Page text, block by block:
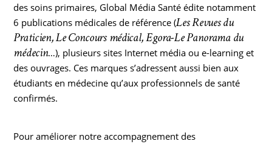
des soins primaires, Global Média Santé édite notamment
6 publications médicales de référence (Les Revues du
Praticien, Le Concours médical, Egora-Le Panorama du
médecin…), plusieurs sites Internet média ou e-learning et
des ouvrages. Ces marques s’adressent aussi bien aux
étudiants en médecine qu’aux professionnels de santé
confirmés.
Pour améliorer notre accompagnement des